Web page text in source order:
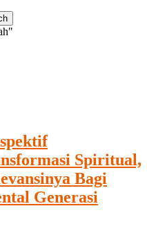
Spiritual,
Bagi
Generasi